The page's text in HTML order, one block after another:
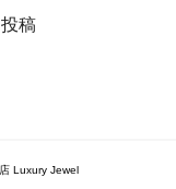
稿
Luxury Jewel